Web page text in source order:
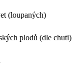
(loupaných)
plodů (dle chuti)